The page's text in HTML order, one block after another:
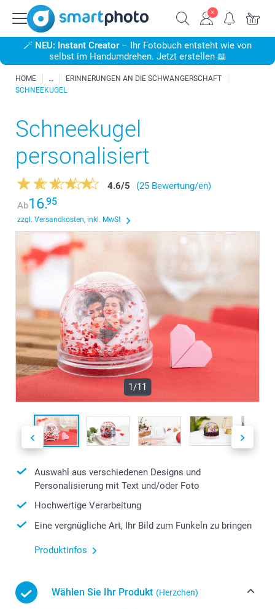
🪄 NEU: Instant Creator – Ihr Fotobuch entsteht wie von
selbst im Handumdrehen. Jetzt erstellen 📖
HOME
ERINNERUNGEN AN DIE SCHWANGERSCHAFT
SCHNEEKUGEL
Schneekugel
personalisiert
4.6/5
(25 Bewertung/en)
Ab16.95
zzgl. Versandkosten, inkl. MwSt
1/11
Auswahl aus verschiedenen Designs und
Personalisierung mit Text und/oder Foto
Hochwertige Verarbeitung
Eine vergnügliche Art, Ihr Bild zum Funkeln zu bringen
Produktinfos
Wählen Sie Ihr Produkt (Herzchen)